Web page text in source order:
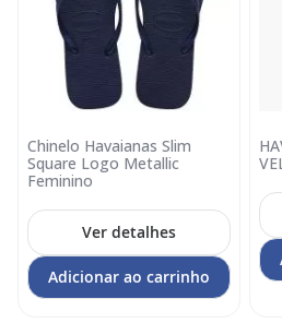
Chinelo Havaianas Slim
Square Logo Metallic
Feminino
Ver detalhes
Adicionar ao carrinho